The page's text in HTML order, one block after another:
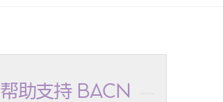
帮助支持 BACN